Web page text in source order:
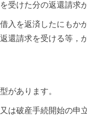
受けた分の返還請求
入を返済したにもか
還請求を受ける等，
があります。
は破産手続開始の申